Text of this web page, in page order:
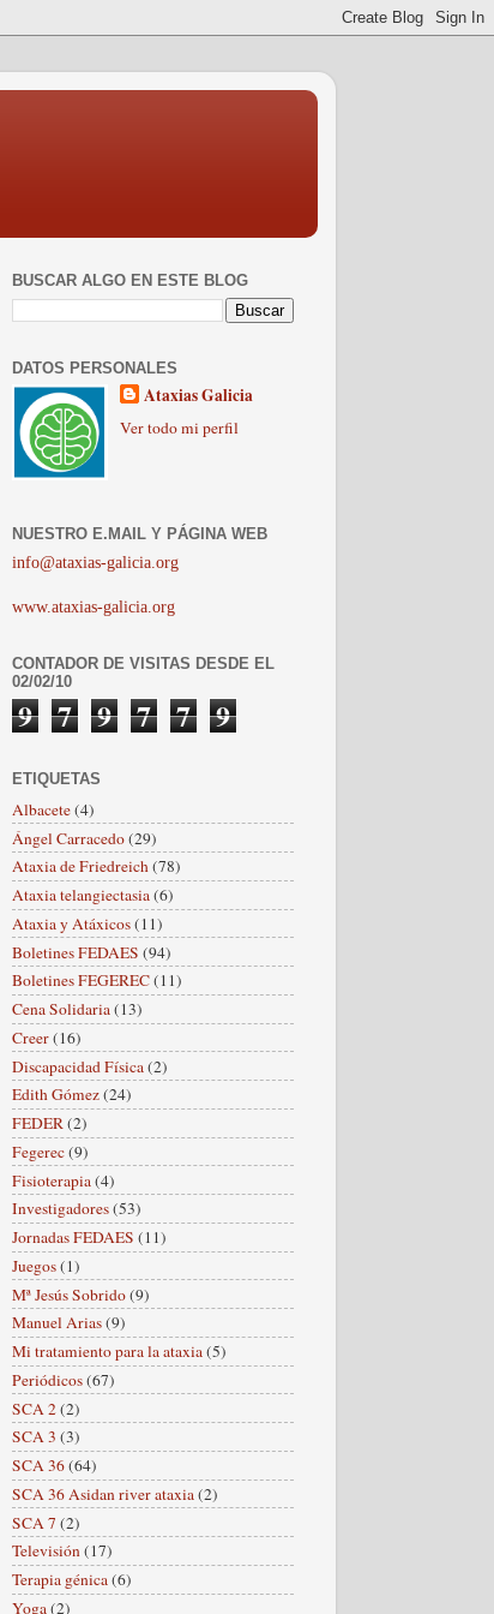
BUSCAR ALGO EN ESTE BLOG
DATOS PERSONALES
Ataxias Galicia
Ver todo mi perfil
NUESTRO E.MAIL Y PÁGINA WEB
info@ataxias-galicia.org
www.ataxias-galicia.org
CONTADOR DE VISITAS DESDE EL
02/02/10
9 7 9 7 7 9
ETIQUETAS
Albacete(4)
Ángel Carracedo(29)
Ataxia de Friedreich(78)
Ataxia telangiectasia(6)
Ataxia y Atáxicos(11)
Boletines FEDAES (94)
Boletines FEGEREC(11)
Cena Solidaria(13)
Creer(16)
Discapacidad Física(2)
Edith Gómez(24)
FEDER(2)
Fegerec(9)
Fisioterapia(4)
Investigadores(53)
Jornadas FEDAES (11)
Juegos(1)
Mª Jesús Sobrido(9)
Manuel Arias(9)
Mi tratamiento para la ataxia(5)
Periódicos(67)
SCA 2(2)
SCA 3 (3)
SCA 36(64)
SCA 36 Asidan river ataxia(2)
SCA 7 (2)
Televisión(17)
Terapia génica(6)
Yoga(2)